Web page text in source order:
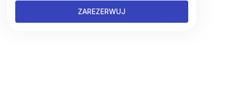
ZAREZERWUJ